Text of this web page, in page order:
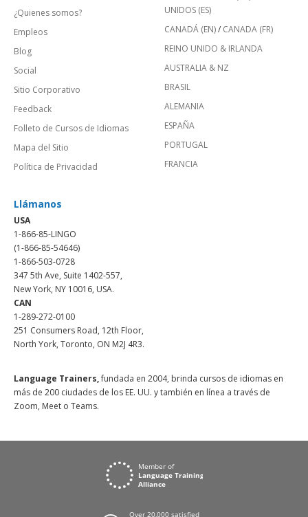
¿Quienes somos?
Empleos
Blog
Social
Sitio Corporativo
Feedback
Folleto de Cursos de Idiomas
Mapa del Sitio
Política de Privacidad
UNIDOS (ES)
CANADÁ (EN)/ CANADA (FR)
REINO UNIDO & IRLANDA
AUSTRALIA & NZ
BRASIL
ALEMANIA
ESPAÑA
PORTUGAL
FRANCIA
Llámanos
USA
1-866-85-LINGO
(1-866-85-54646)
1-866-503-0728
347 5th Ave, Suite 1402-557,
New York, NY 10016, USA.
CAN
1-289-272-0100
251 Consumers Road, 12th Floor,
North York, Toronto, ON M2J 4R3.
Language Trainers,fundada en 2004, brinda cursos de idiomas en
más de 200 ciudades de los EE. UU. y también en línea a través de
Zoom, Meet o Teams.